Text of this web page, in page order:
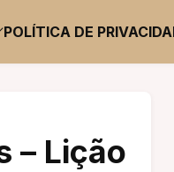
POLÍTICA DE
– Lição